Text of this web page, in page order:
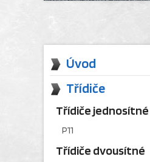
Úvod
Třídiče
Třídiče jednosítné
P11
Třídiče dvousítné